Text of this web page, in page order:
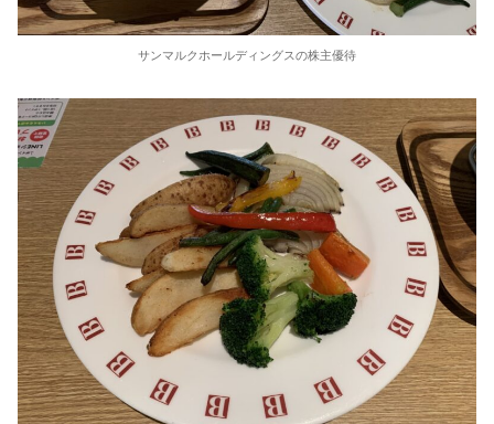
サンマルクホールディングスの株主優待